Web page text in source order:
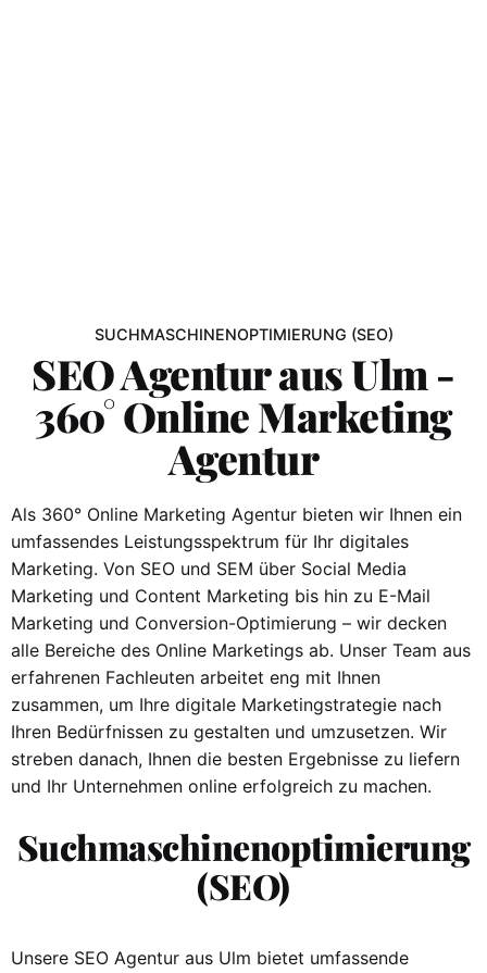
SUCHMASCHINENOPTIMIERUNG (SEO)
SEO Agentur aus Ulm -
360° Online Marketing
Agentur
Als 360° Online Marketing Agentur bieten wir Ihnen ein
umfassendes Leistungsspektrum für Ihr digitales
Marketing. Von SEO und SEM über Social Media
Marketing und Content Marketing bis hin zu E-Mail
Marketing und Conversion-Optimierung – wir decken
alle Bereiche des Online Marketings ab. Unser Team aus
erfahrenen Fachleuten arbeitet eng mit Ihnen
zusammen, um Ihre digitale Marketingstrategie nach
Ihren Bedürfnissen zu gestalten und umzusetzen. Wir
streben danach, Ihnen die besten Ergebnisse zu liefern
und Ihr Unternehmen online erfolgreich zu machen.
Suchmaschinenoptimierung
(SEO)
Unsere SEO Agentur aus Ulm bietet umfassende